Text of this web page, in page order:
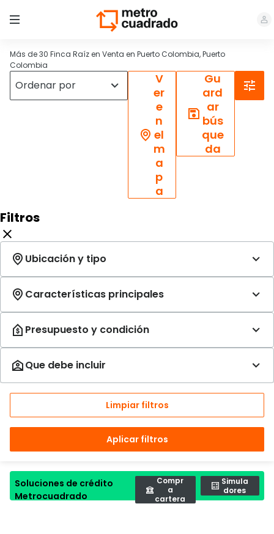
Más de 30 Finca Raíz en Venta en Puerto Colombia, Puerto
Colombia
V
er
e
n
el
m
a
p
a
Gu
ard
ar
bús
que
da
Filtros
Limpiar filtros
Aplicar filtros
Soluciones de crédito
Metrocuadrado
Compr
a
cartera
Simula
dores